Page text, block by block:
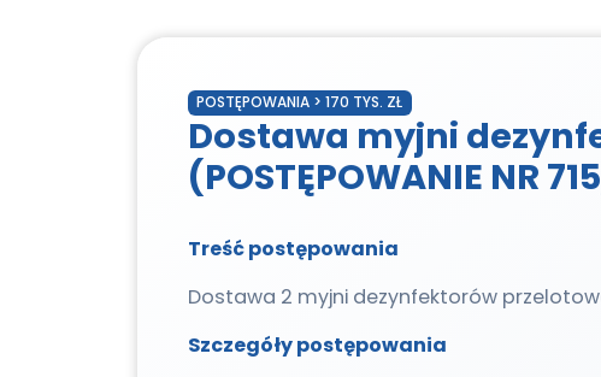
POSTĘPOWANIA > 170 TYS. ZŁ
Dostawa myjni
(POSTĘPOWANIE NR
Treść postępowania
Dostawa 2 myjni dezynfektorów
Szczegóły postępowania